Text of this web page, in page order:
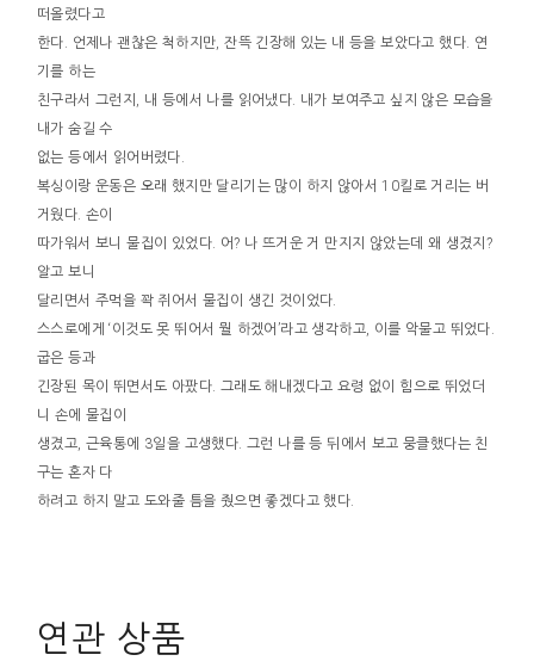
떠올렸다고
한다. 언제나 괜찮은 척하지만, 잔뜩 긴장해 있는 내 등을 보았다고 했다. 연
기를 하는
친구라서 그런지, 내 등에서 나를 읽어냈다. 내가 보여주고 싶지 않은 모습을
내가 숨길 수
없는 등에서 읽어버렸다.
복싱이랑 운동은 오래 했지만 달리기는 많이 하지 않아서 10킬로 거리는 버
거웠다. 손이
따가워서 보니 물집이 있었다. 어? 나 뜨거운 거 만지지 않았는데 왜 생겼지?
알고 보니
달리면서 주먹을 꽉 쥐어서 물집이 생긴 것이었다.
스스로에게 ‘이것도 못 뛰어서 뭘 하겠어’라고 생각하고, 이를 악물고 뛰었다.
굽은 등과
긴장된 목이 뛰면서도 아팠다. 그래도 해내겠다고 요령 없이 힘으로 뛰었더
니 손에 물집이
생겼고, 근육통에 3일을 고생했다. 그런 나를 등 뒤에서 보고 뭉클했다는 친
구는 혼자 다
하려고 하지 말고 도와줄 틈을 줬으면 좋겠다고 했다.
연관 상품